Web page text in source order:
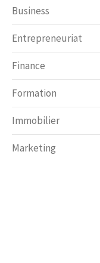
Business
Entrepreneuriat
Finance
Formation
Immobilier
Marketing